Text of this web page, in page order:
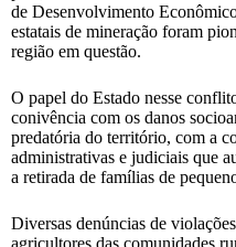
de Desenvolvimento
estatais de mineração foram
região em questão.
O papel do Estado nesse
conivência com os danos
predatória do território, com a
administrativas e judiciais que
a retirada de famílias de
Diversas denúncias de
agricultores das comunidades